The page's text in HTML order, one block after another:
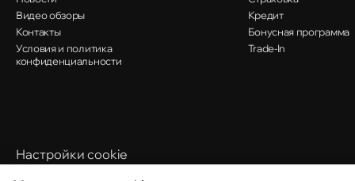
Кишинёв
Хынчештское шоссе, 60/4
Видео обзоры
Контакты
Условия и политика
конфиденциальности
Кредит
Бонусная программа
Trade-In
Настройки cookie